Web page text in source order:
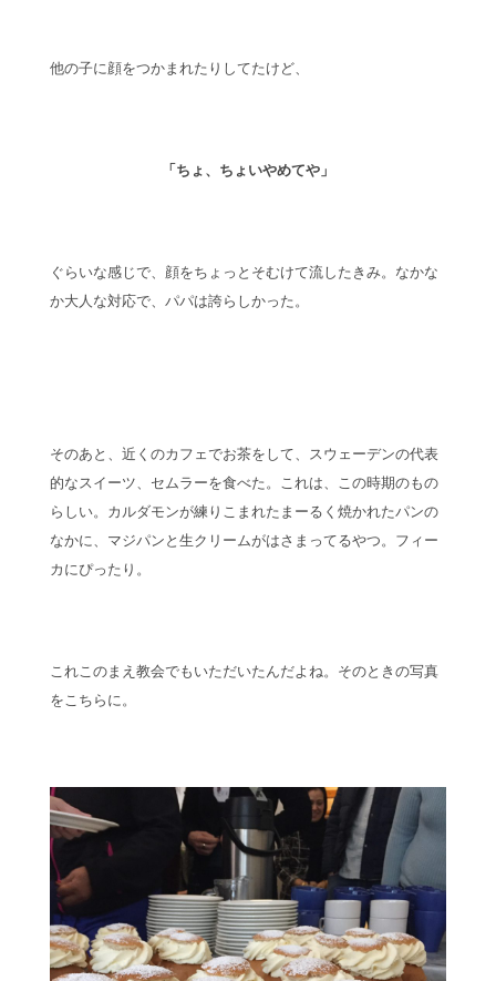
他の子に顔をつかまれたりしてたけど、
「ちょ、ちょいやめてや」
ぐらいな感じで、顔をちょっとそむけて流したきみ。なかな
か大人な対応で、パパは誇らしかった。
そのあと、近くのカフェでお茶をして、スウェーデンの代表
的なスイーツ、セムラーを食べた。これは、この時期のもの
らしい。カルダモンが練りこまれたまーるく焼かれたパンの
なかに、マジパンと生クリームがはさまってるやつ。フィー
カにぴったり。
これこのまえ教会でもいただいたんだよね。そのときの写真
をこちらに。